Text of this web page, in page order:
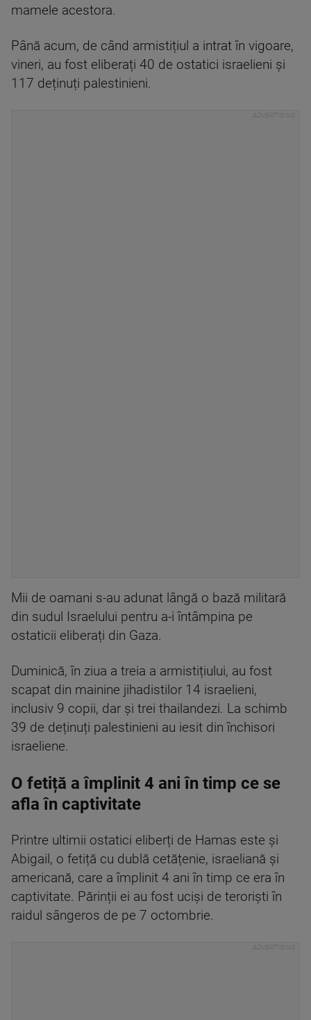
mamele acestora.
Până acum, de când armistițiul a intrat în vigoare,
vineri, au fost eliberați 40 de ostatici israelieni și
117 deținuți palestinieni.
Mii de oamani s-au adunat lângă o bază militară
din sudul Israelului pentru a-i întâmpina pe
ostaticii eliberați din Gaza.
Duminică, în ziua a treia a armistițiului, au fost
scapat din mainine jihadistilor 14 israelieni,
inclusiv 9 copii, dar și trei thailandezi. La schimb
39 de deținuți palestinieni au iesit din închisori
israeliene.
O fetiță a împlinit 4 ani în timp ce se
afla în captivitate
Printre ultimii ostatici eliberți de Hamas este și
Abigail, o fetiță cu dublă cetățenie, israeliană și
americană, care a împlinit 4 ani în timp ce era în
captivitate. Părinții ei au fost uciși de teroriști în
raidul sângeros de pe 7 octombrie.